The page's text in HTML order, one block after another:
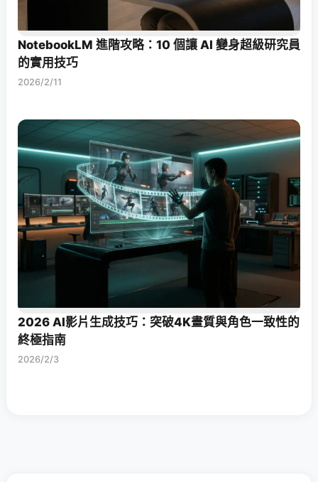
NotebookLM 進階攻略：10 個讓 AI 變身超級研究員
的實用技巧
2026/2/11
2026 AI影片生成技巧：突破4K畫質與角色一致性的
終極指南
2026/2/3